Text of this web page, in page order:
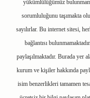
yükümlülüğümüz
sorumluluğunu taşımakta
sayılırlar. Bu internet sitesi,
bağlantısı
paylaşılmaktadır. Burada yer
kurum ve kişiler hakkında
isim benzerlikleri tamamen